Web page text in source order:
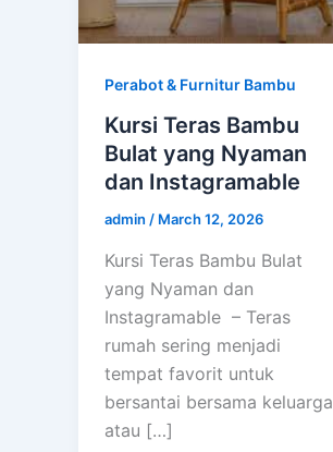
Perabot & Furnitur Bambu
Kursi Teras Bambu
Bulat yang Nyaman
dan Instagramable
admin / March 12, 2026
Kursi Teras Bambu Bulat
yang Nyaman dan
Instagramable – Teras
rumah sering menjadi
tempat favorit untuk
bersantai bersama keluarga
atau […]